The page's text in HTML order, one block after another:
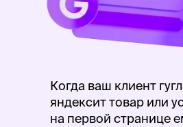
Когда ваш клиент
яндексит товар или
на первой странице